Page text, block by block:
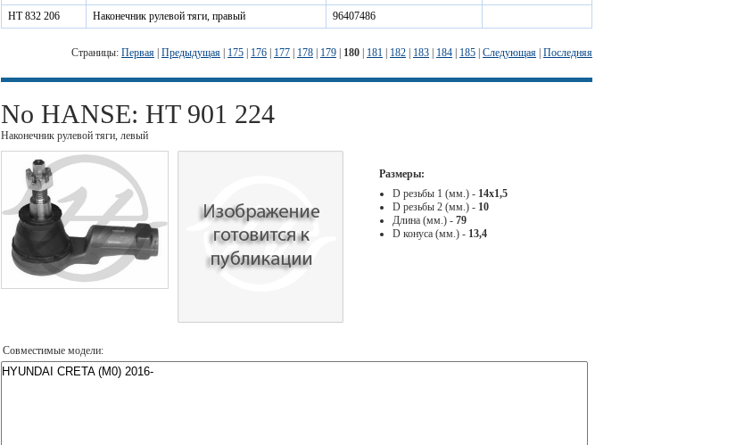
HT 832 206
Наконечник рулевой тяги, правый 96407486
Страницы: Первая Предыдущая 175 176 177 178 179 180 181 182 183 184 185 Следующая Последняя
No HANSE: HT 901 224
Наконечник рулевой тяги, левый
Размеры:
D резьбы 1 (мм.) - 14x1,5
D резьбы 2 (мм.) - 10
Длина (мм.) - 79
D конуса (мм.) - 13,4
Совместимые модели: